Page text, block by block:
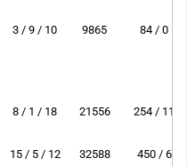
3 / 9 / 10 9865 84 / 0
8 / 1 / 18 21556 254 / 11
15 / 5 / 12 32588 450 / 6